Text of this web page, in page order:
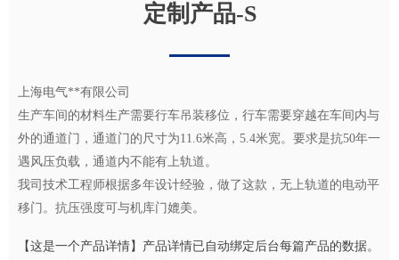
【这是一个产品详情】产品详情已自动绑定后台每篇产品的数据。
上海电气**有限公司
生产车间的材料生产需要行车吊装移位，行车需要穿越在车间内与
外的通道门，通道门的尺寸为11.6米高，5.4米宽。要求是抗50年一
遇风压负载，通道内不能有上轨道。
我司技术工程师根据多年设计经验，做了这款，无上轨道的电动平
移门。抗压强度可与机库门媲美。
定制产品-S